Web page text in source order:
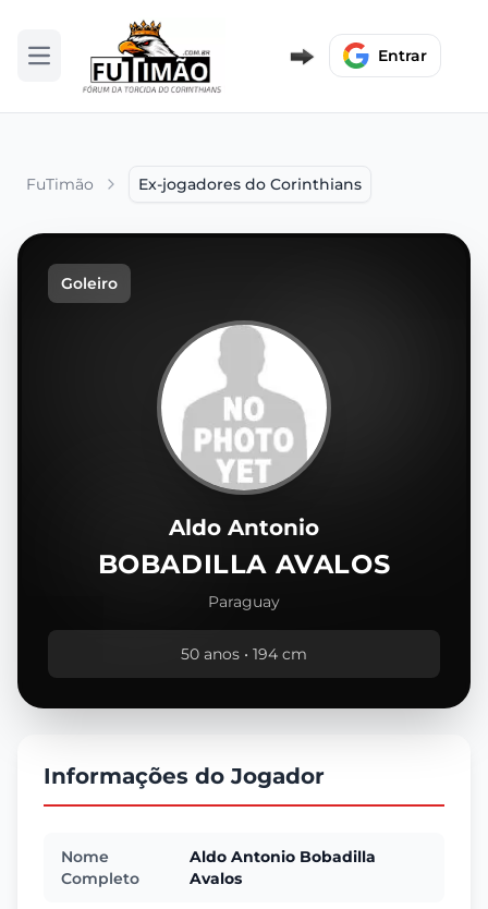
Abrir menu Entrar
FuTimão Ex-jogadores do Corinthians
Goleiro
Aldo Antonio
BOBADILLA AVALOS
Paraguay
50 anos • 194 cm
Informações do Jogador
Nome
Completo
Aldo Antonio Bobadilla
Avalos